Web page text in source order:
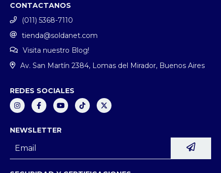
CONTACTANOS
(011) 5368-7110
tienda@soldanet.com
Visita nuestro Blog!
Av. San Martín 2384, Lomas del Mirador, Buenos Aires
REDES SOCIALES
NEWSLETTER